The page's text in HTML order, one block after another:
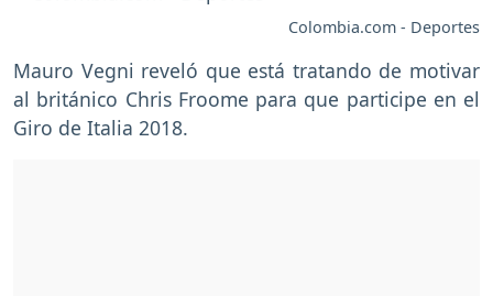
Colombia.com - Deportes
Mauro Vegni reveló que está tratando de motivar
al británico Chris Froome para que participe en el
Giro de Italia 2018.